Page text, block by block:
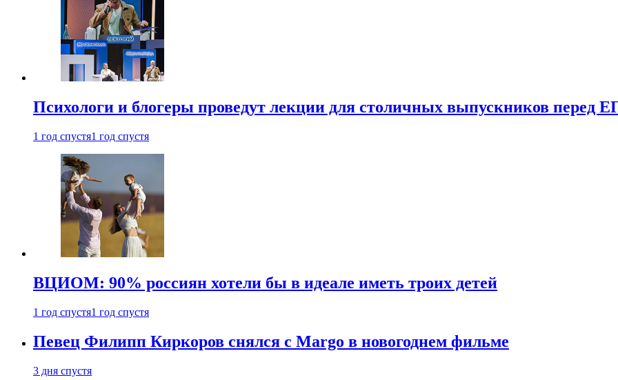
Психологи и блогеры проведут лекции для столичных выпускников перед
1 год спустя1 год спустя
ВЦИОМ: 90% россиян хотели бы в идеале иметь троих детей
1 год спустя1 год спустя
Певец Филипп Киркоров снялся с Margo в новогоднем фильме
3 дня спустя